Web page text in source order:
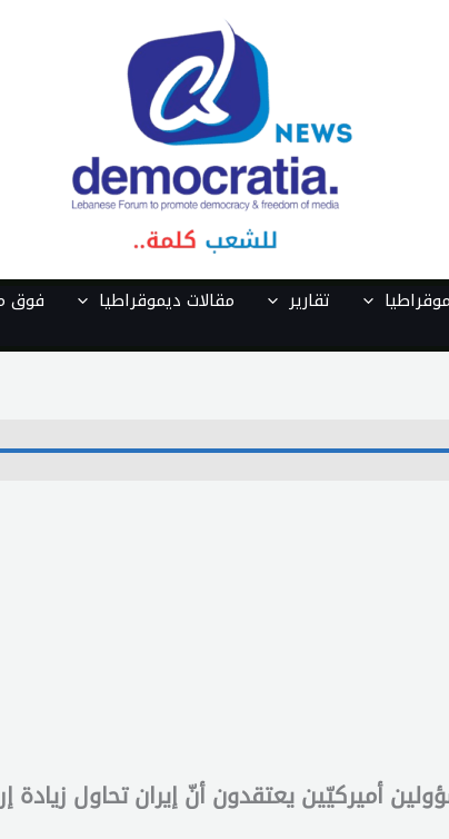
تقارير مقالات ديموقراطيا فوق
أميركيّين يعتقدون أنّ إيران تحاول زيادة